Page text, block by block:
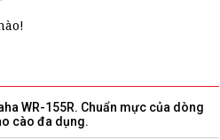
WR-155R. Chuẩn mực của dòng
cào đa dụng.